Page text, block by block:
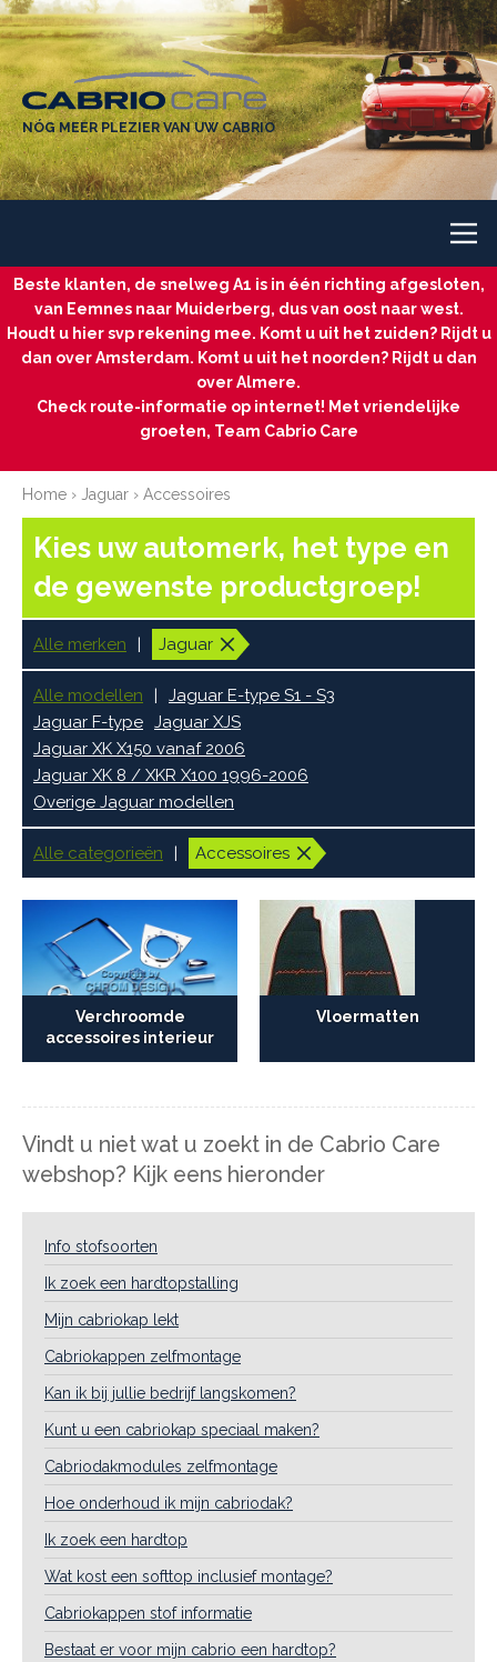
NÓG MEER PLEZIER VAN UW CABRIO
Beste klanten, de snelweg A1 is in één richting afgesloten,
van Eemnes naar Muiderberg, dus van oost naar west.
Houdt u hier svp rekening mee. Komt u uit het zuiden? Rijdt u
dan over Amsterdam. Komt u uit het noorden? Rijdt u dan
over Almere.
Check route-informatie op internet! Met vriendelijke
groeten, Team Cabrio Care
Home › Jaguar › Accessoires
Kies uw automerk, het type en
de gewenste productgroep!
Alle merken Jaguar
Alle modellen
Jaguar E-type S1 - S3
Jaguar F-type Jaguar XJS
Jaguar XK X150 vanaf 2006
Jaguar XK 8 / XKR X100 1996-2006
Overige Jaguar modellen
Alle categorieën Accessoires
Verchroomde
accessoires interieur
Vloermatten
Vindt u niet wat u zoekt in de Cabrio Care
webshop? Kijk eens hieronder
Info stofsoorten
Ik zoek een hardtopstalling
Mijn cabriokap lekt
Cabriokappen zelfmontage
Kan ik bij jullie bedrijf langskomen?
Kunt u een cabriokap speciaal maken?
Cabriodakmodules zelfmontage
Hoe onderhoud ik mijn cabriodak?
Ik zoek een hardtop
Wat kost een softtop inclusief montage?
Cabriokappen stof informatie
Bestaat er voor mijn cabrio een hardtop?